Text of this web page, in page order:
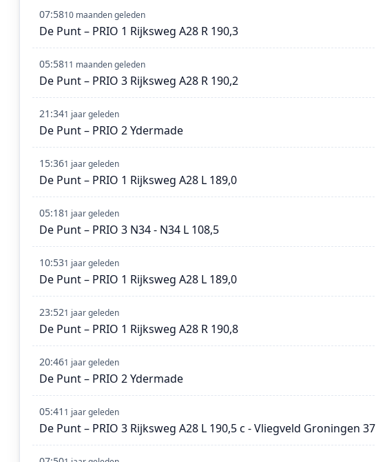
07:5810 maanden geleden
De Punt – PRIO 1 Rijksweg A28 R 190,3
05:5811 maanden geleden
De Punt – PRIO 3 Rijksweg A28 R 190,2
21:341 jaar geleden
De Punt – PRIO 2 Ydermade
15:361 jaar geleden
De Punt – PRIO 1 Rijksweg A28 L 189,0
05:181 jaar geleden
De Punt – PRIO 3 N34 - N34 L 108,5
10:531 jaar geleden
De Punt – PRIO 1 Rijksweg A28 L 189,0
23:521 jaar geleden
De Punt – PRIO 1 Rijksweg A28 R 190,8
20:461 jaar geleden
De Punt – PRIO 2 Ydermade
05:41 1 jaar geleden
De Punt – PRIO 3 Rijksweg A28 L 190,5 c - Vliegveld Groningen 37